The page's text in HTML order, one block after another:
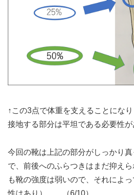
↑この3点で体重を支えることにな
接地する部分は平坦である必要性が
今回の靴は上記の部分がしっかり
で、前後へのふらつきはまだ抑え
も靴の強度は弱いので、それによ
性はあり） （6/10）